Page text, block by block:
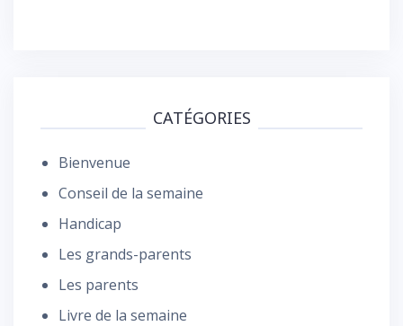
CATÉGORIES
Bienvenue
Conseil de la semaine
Handicap
Les grands-parents
Les parents
Livre de la semaine